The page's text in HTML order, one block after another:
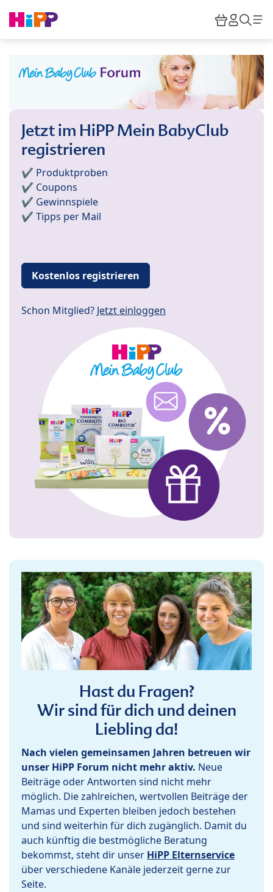
HiPP
Jetzt im HiPP Mein BabyClub
registrieren
✔️ Produktproben
✔️ Coupons
✔️ Gewinnspiele
✔️ Tipps per Mail
Kostenlos registrieren
Schon Mitglied? Jetzt einloggen
Hast du Fragen?
Wir sind für dich und deinen
Liebling da!
Nach vielen gemeinsamen Jahren betreuen wir
unser HiPP Forum nicht mehr aktiv. Neue
Beiträge oder Antworten sind nicht mehr
möglich. Die zahlreichen, wertvollen Beiträge der
Mamas und Experten bleiben jedoch bestehen
und sind weiterhin für dich zugänglich. Damit du
auch künftig die bestmögliche Beratung
bekommst, steht dir unser HiPP Elternservice
über verschiedene Kanäle jederzeit gerne zur
Seite.